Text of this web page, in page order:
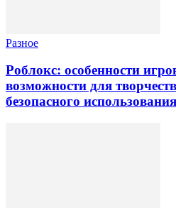
Разное
Роблокс: особенности
возможности для
безопасного использования